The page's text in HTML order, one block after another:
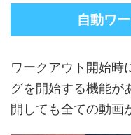
自動ワ
ワークアウト開始時
グを開始する機能が
開しても全ての動画